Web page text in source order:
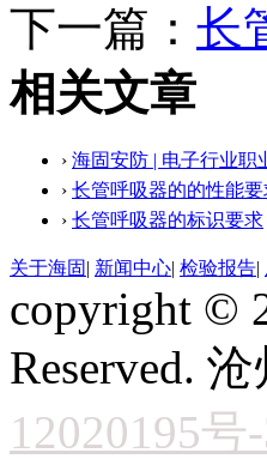
下一篇： 长
相关文章
› 海固安防 | 电子行业职
› 长管呼吸器的的性能要
› 长管呼吸器的标识要求
关于海固 | 新闻中心| 检验报告|
copyright ©
Reserved.
12020195号